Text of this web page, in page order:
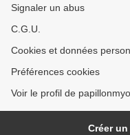
Signaler un abus
C.G.U.
Cookies et données
Préférences cookies
Voir le profil de
Créer